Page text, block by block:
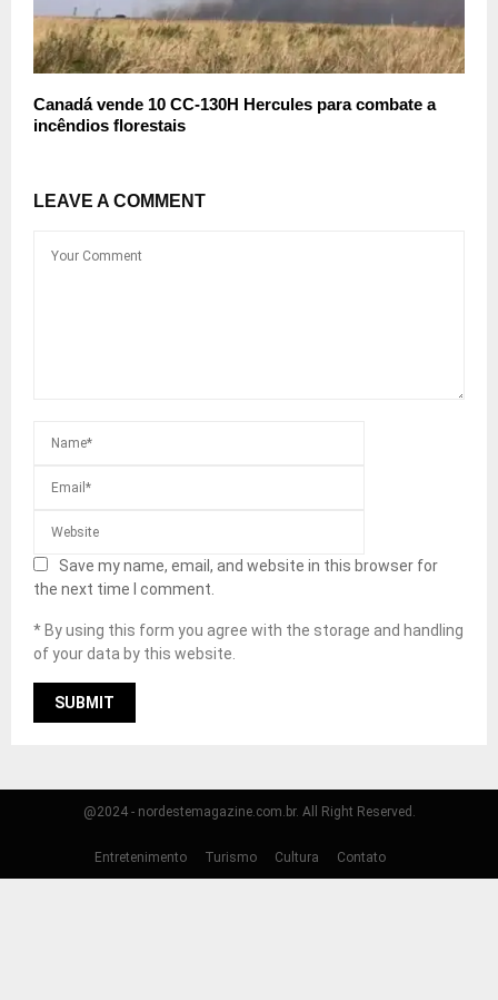
Canadá vende 10 CC-130H Hercules para combate a
incêndios florestais
LEAVE A COMMENT
Save my name, email, and website in this browser for
the next time I comment.
* By using this form you agree with the storage and handling
of your data by this website.
@2024 - nordestemagazine.com.br. All Right Reserved.
Entretenimento Turismo Cultura Contato